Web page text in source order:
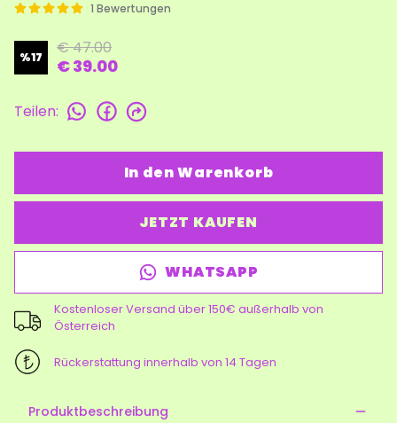
1 Bewertungen
%17 € 47.00
€ 39.00
Teilen:
In den Warenkorb
JETZT KAUFEN
WHATSAPP
Kostenloser Versand über 150€ außerhalb von
Österreich
Rückerstattung innerhalb von 14 Tagen
Produktbeschreibung